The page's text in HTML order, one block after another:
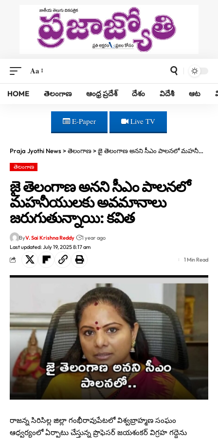
Aa
HOME తెలంగాణ ఆంధ్ర ప్రదేశ్ దేశం విదేశీ ఆట
E-Paper Live TV
Praja Jyothi News>తెలంగాణ>జై తెలంగాణ అనని సీఎం పాలనలో మహనీయులకు అవమానాలు జరుగుతున్నాయి: కవిత
తెలంగాణ
జై తెలంగాణ అనని సీఎం పాలనలో
మహనీయులకు అవమానాలు
జరుగుతున్నాయి: కవిత
Last updated: July 19, 2025 8:17 am
ByV. Sai Krishna Reddy 1 year ago
1 Min Read
రాజన్న సిరిసిల్ల జిల్లా గంభీరావుపేటలో విశ్వబ్రాహ్మణ సంఘం
ఆధ్వర్యంలో ఏర్పాటు చేస్తున్న ప్రొఫెసర్ జయశంకర్ విగ్రహ గద్దెను